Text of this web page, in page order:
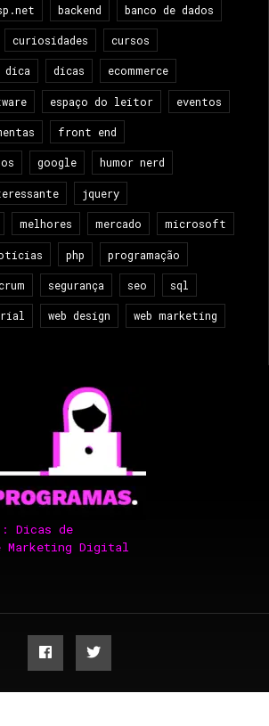
backend banco de dados
curiosidades cursos
dica dicas ecommerce
espaço do leitor eventos
front end
google humor nerd
jquery
melhores mercado microsoft
php programação
segurança seo sql
web design web marketing
Dicas de
e Marketing Digital